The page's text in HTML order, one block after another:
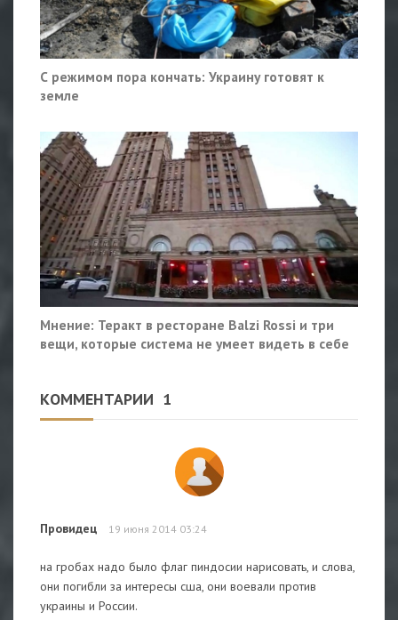
С режимом пора кончать: Украину готовят к
земле
Мнение: Теракт в ресторане Balzi Rossi и три
вещи, которые система не умеет видеть в себе
КОММЕНТАРИИ 1
Провидец 19 июня 2014 03:24
на гробах надо было флаг пиндосии нарисовать, и слова,
они погибли за интересы сша, они воевали против
украины и России.